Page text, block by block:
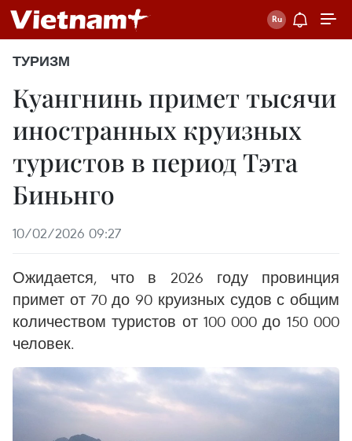
ТУРИЗМ
Куангнинь примет тысячи
иностранных круизных
туристов в период Тэта
Биньнго
10/02/2026 09:27
Ожидается, что в 2026 году провинция
примет от 70 до 90 круизных судов с общим
количеством туристов от 100 000 до 150 000
человек.